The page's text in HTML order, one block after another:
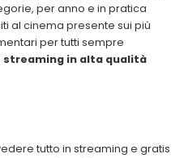
per anno e in pratica
al cinema presente sui più
per tutti sempre
streaming in alta qualità
tutto in streaming e gratis